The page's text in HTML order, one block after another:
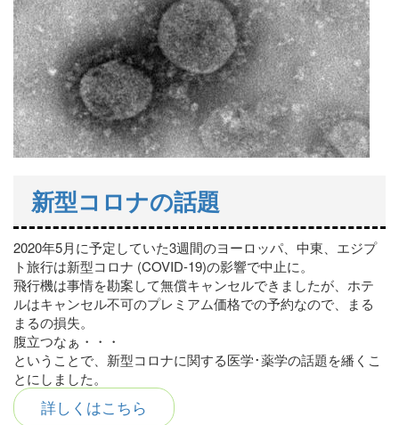
新型コロナの話題
2020年5月に予定していた3週間のヨーロッパ、中東、エジプ
ト旅行は新型コロナ (COVID-19)の影響で中止に。
飛行機は事情を勘案して無償キャンセルできましたが、ホテ
ルはキャンセル不可のプレミアム価格での予約なので、まる
まるの損失。
腹立つなぁ・・・
ということで、新型コロナに関する医学･薬学の話題を繙くこ
とにしました。
詳しくはこちら